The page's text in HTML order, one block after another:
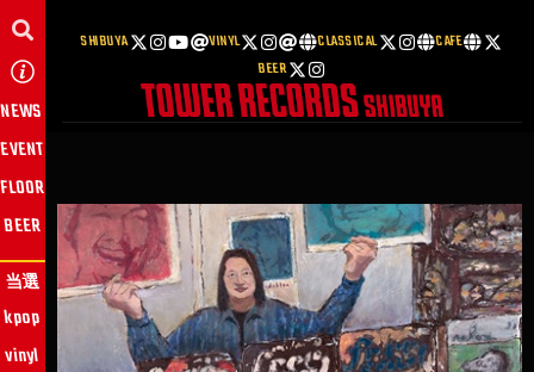
SHIBUYA VINYL CLASSICAL
CAFE
BEER
NEWS
EVENT
当選
FLOOR
BEER
kpop
vinyl